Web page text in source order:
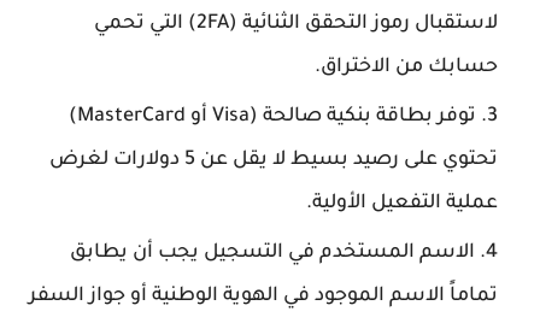
لاستقبال رموز التحقق الثنائية (2FA) التي تحمي
حسابك من الاختراق.
توفر بطاقة بنكية صالحة (Visa أو MasterCard)
تحتوي على رصيد بسيط لا يقل عن 5 دولارات لغرض
عملية التفعيل الأولية.
الاسم المستخدم في التسجيل يجب أن يطابق
تماماً الاسم الموجود في الهوية الوطنية أو جواز السفر